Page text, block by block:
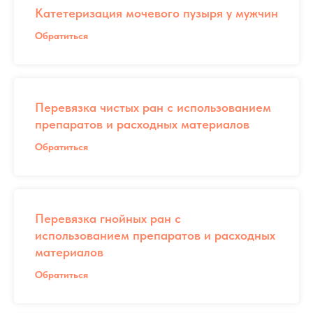
Катетеризация мочевого пузыря у мужчин
Обратиться
Перевязка чистых ран с использованием
препаратов и расходных материалов
Обратиться
Перевязка гнойных ран с
использованием препаратов и расходных
материалов
Обратиться